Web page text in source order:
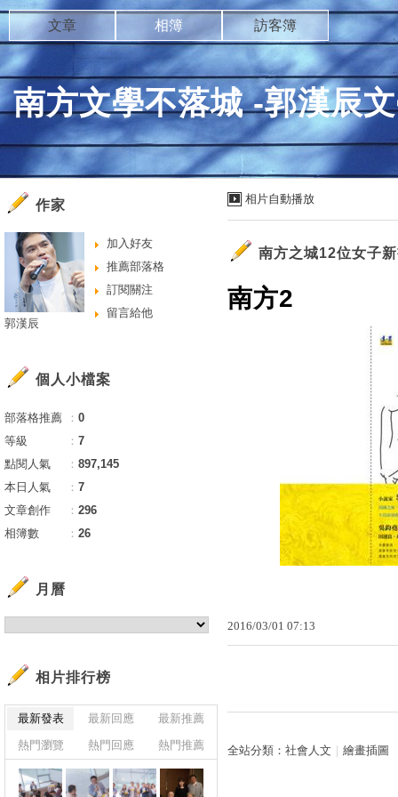
南方文學不落城 -郭漢辰
文章 相簿 訪客簿
相片自動播放
南方之城12位女子
南方2
2016/03/01 07:13
全站分類： 社會人文 繪畫插圖
作家
加入好友
推薦部落格
訂閱關注
留言給他
郭漢辰
個人小檔案
部落格推薦 ： 0
等級
： 7
點閱人氣
： 897,145
本日人氣
： 7
文章創作
： 296
相簿數
： 26
月曆
相片排行榜
最新發表 最新回應
最新推薦
熱門瀏覽
熱門回應 熱門推薦